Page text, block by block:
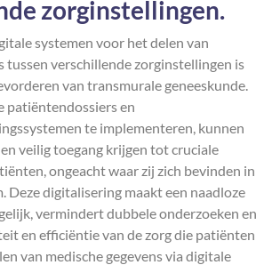
zorginstellingen.
systemen voor het delen van
tussen verschillende zorginstellingen is
van transmurale geneeskunde.
patiëntendossiers en
te implementeren, kunnen
veilig toegang krijgen tot cruciale
ongeacht waar zij zich bevinden in
Deze digitalisering maakt een naadloze
vermindert dubbele onderzoeken en
en efficiëntie van de zorg die patiënten
van medische gegevens via digitale